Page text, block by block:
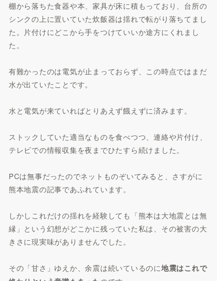
棚から落ちた食器や本、家具が床に積もっており、台所の
シンクの上に置いていた炊飯器は揺れで転がり落ちてまし
た。片付けにどこから手をつけていいか途方にくれまし
た。
有難かったのは電気が止まっておらず、この時点ではまだ
水が出ていたことです。
水と電気が来ていればとりあえず餓えずに済みます。
ストックしていた適当なものを食べつつ、連絡や片付け、
テレビでの情報収集を夜までひたすら続けました。
PCは無事だったのでネットものぞいてみると、さすがに
熊本地震の記事であふれています。
しかしこれだけの揺れを経験しても「熊本は大地震とは無
縁」という幻想がどこかに残っていた私は、その被害の大
きさに現実味がありませんでした。
その「甘さ」ゆえか、余震は続いているのに地震はこれで